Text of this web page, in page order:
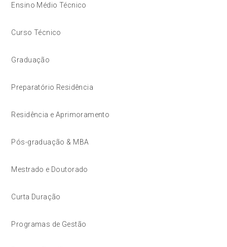
Ensino Médio Técnico
Curso Técnico
Graduação
Preparatório Residência
Residência e Aprimoramento
Pós-graduação & MBA
Mestrado e Doutorado
Curta Duração
Programas de Gestão